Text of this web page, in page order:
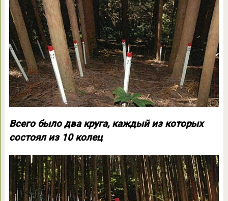
Всего было два круга, каждый из которых
состоял из 10 колец